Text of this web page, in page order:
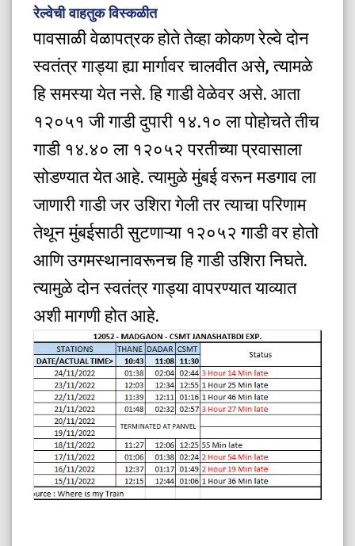
रेल्वेची वाहतुक विस्कळीत
पावसाळी वेळापत्रक होते तेव्हा कोकण रेल्वे दोन
स्वतंत्र गाड्या ह्या मार्गावर चालवीत असे, त्यामळे
हि समस्या येत नसे. हि गाडी वेळेवर असे. आता
१२०५१ जी गाडी दुपारी १४.१० ला पोहोचते तीच
गाडी १४.४० ला १२०५२ परतीच्या प्रवासाला
सोडण्यात येत आहे. त्यामुळे मुंबई वरून मडगाव ला
जाणारी गाडी जर उशिरा गेली तर त्याचा परिणाम
तेथून मुंबईसाठी सुटणाऱ्या १२०५२ गाडी वर होतो
आणि उगमस्थानावरूनच हि गाडी उशिरा निघते.
त्यामुळे दोन स्वतंत्र गाड्या वापरण्यात याव्यात
अशी मागणी होत आहे.